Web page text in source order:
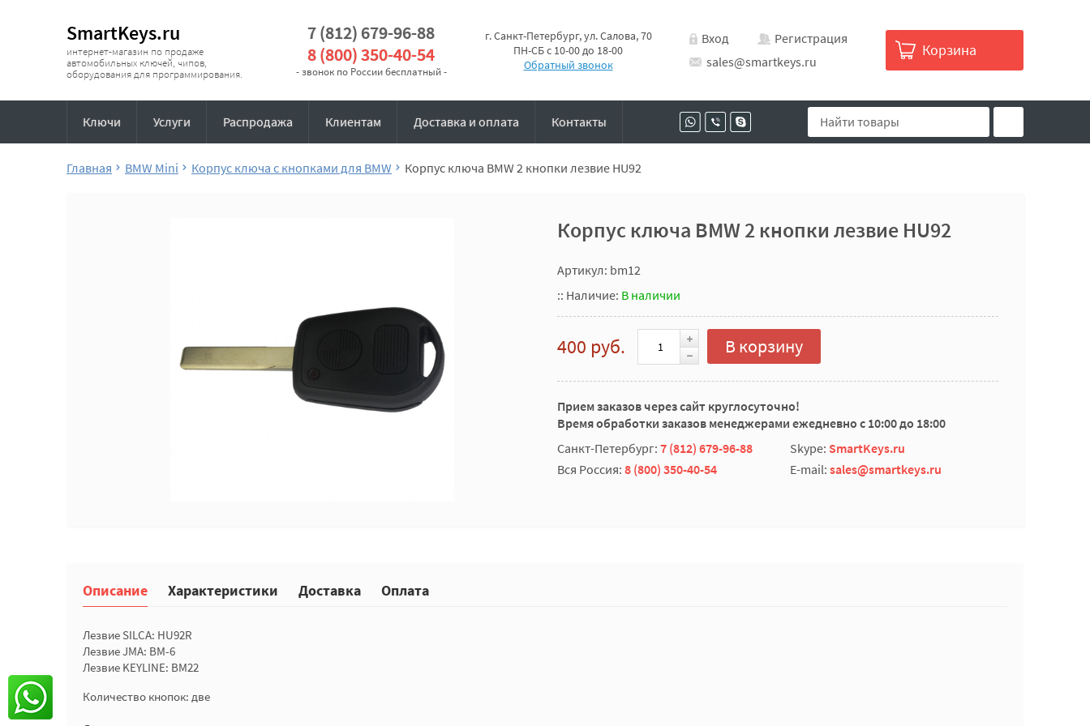
SmartKeys.ru
интернет-магазин по продаже
автомобильных ключей, чипов,
оборудования для программирования.
7 (812) 679-96-88
8 (800) 350-40-54
- звонок по России бесплатный -
г. Санкт-Петербург, ул. Салова, 70
ПН-СБ с 10-00 до 18-00
Обратный звонок
Вход
Регистрация
sales@smartkeys.ru
Корзина
Ключи Услуги Распродажа Клиентам Доставка и оплата Контакты
Главная BMW Mini Корпус ключа с кнопками для BMW Корпус ключа BMW 2 кнопки лезвие HU92
Корпус ключа BMW 2 кнопки лезвие HU92
Артикул: bm12
:: Наличие: В наличии
400 руб. В корзину
Прием заказов через сайт круглосуточно!
Время обработки заказов менеджерами ежедневно с 10:00 до 18:00
Санкт-Петербург: 7 (812) 679-96-88 Skype: SmartKeys.ru
Вся Россия: 8 (800) 350-40-54 E-mail: sales@smartkeys.ru
Описание Характеристики Доставка Оплата
Лезвие SILCA: HU92R
Лезвие JMA: BM-6
Лезвие KEYLINE: BM22
Количество кнопок: две